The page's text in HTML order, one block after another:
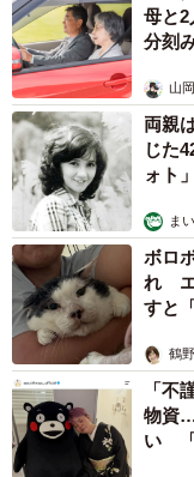
母と
分刻
山
両親
じた
ォト
ま
ボロ
れ エ
すと
鶴
「不
物資
い 「